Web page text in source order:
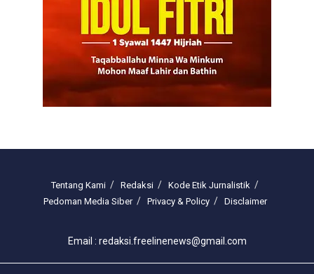
Tentang Kami Redaksi
Kode Etik Jurnalistik
Pedoman Media Siber
Privacy & Policy Disclaimer
Email : redaksi.freelinenews@gmail.com